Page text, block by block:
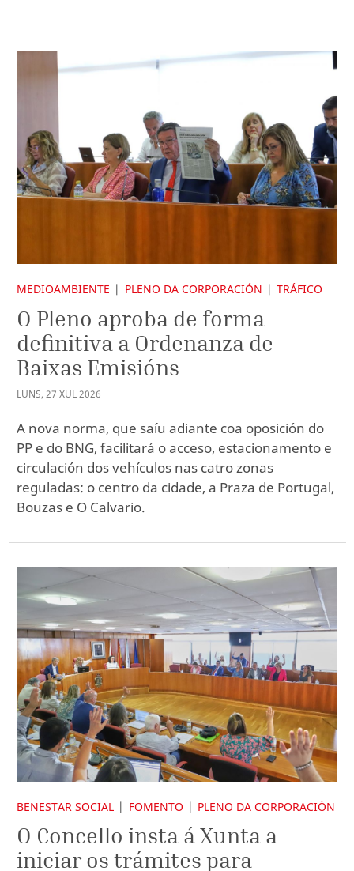
MEDIOAMBIENTE PLENO DA CORPORACIÓN TRÁFICO
O Pleno aproba de forma
definitiva a Ordenanza de
Baixas Emisións
LUNS, 27 XUL2026
A nova norma, que saíu adiante coa oposición do
PP e do BNG, facilitará o acceso, estacionamento e
circulación dos vehículos nas catro zonas
reguladas: o centro da cidade, a Praza de Portugal,
Bouzas e O Calvario.
BENESTAR SOCIAL FOMENTO PLENO DA CORPORACIÓN
O Concello insta á Xunta a
iniciar os trámites para